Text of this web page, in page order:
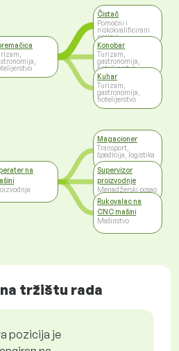
na
Čistač
Pomoćni i
niskokvalificirani
poslovi
Konobar
Turizam,
gastronomija,
hotelijerstvo
Kuhar
Turizam,
gastronomija,
hotelijerstvo
Magacioner
Transport,
špedicija, logistika
Supervizor
proizvodnje
Menadžerski posao
Rukovalac na
CNC mašini
Mašinstvo
tržištu rada
pozicija je